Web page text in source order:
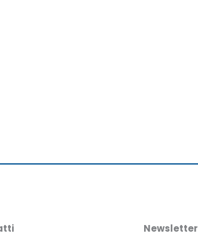
Newsletter